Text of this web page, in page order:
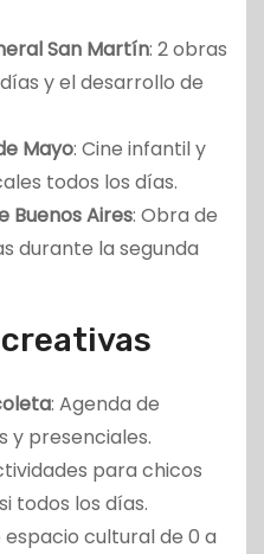
San Martín: 2 obras
y el desarrollo de
Mayo: Cine infantil y
todos los días.
Buenos Aires: Obra de
durante la segunda
: Agenda de
y presenciales.
para chicos
todos los días.
espacio cultural de 0 a